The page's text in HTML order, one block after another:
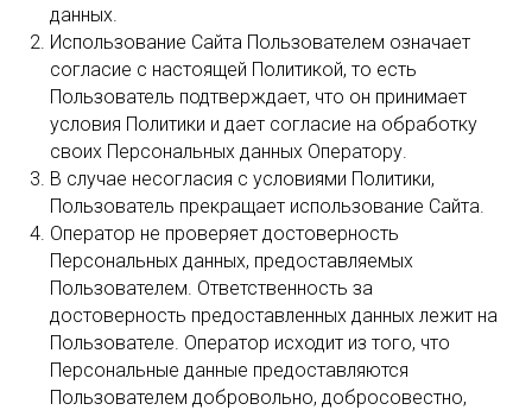
данных.
Использование Сайта Пользователем означает
согласие с настоящей Политикой, то есть
Пользователь подтверждает, что он принимает
условия Политики и дает согласие на обработку
своих Персональных данных Оператору.
В случае несогласия с условиями Политики,
Пользователь прекращает использование Сайта.
Оператор не проверяет достоверность
Персональных данных, предоставляемых
Пользователем. Ответственность за
достоверность предоставленных данных лежит на
Пользователе. Оператор исходит из того, что
Персональные данные предоставляются
Пользователем добровольно, добросовестно,